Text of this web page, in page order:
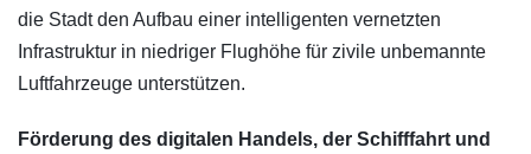
die Stadt den Aufbau einer intelligenten vernetzten
Infrastruktur in niedriger Flughöhe für zivile unbemannte
Luftfahrzeuge unterstützen.
Förderung des digitalen Handels, der Schifffahrt und